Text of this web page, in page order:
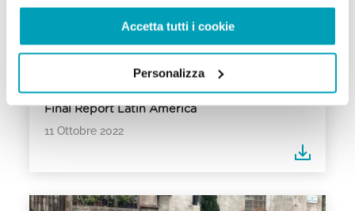
Accetta tutti i cookie
Personalizza
Final Report Latin America
11 Ottobre 2022